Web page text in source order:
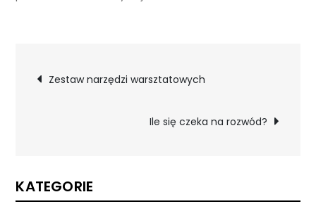
Nawigacja
Zestaw narzędzi warsztatowych
Ile się czeka na rozwód?
KATEGORIE